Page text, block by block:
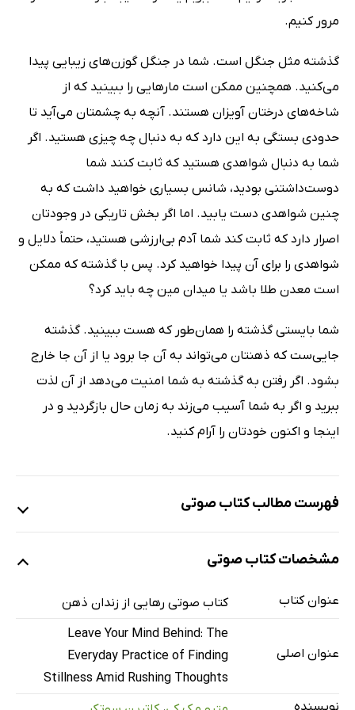
مرور کنیم.
گذشته مثل جنگل است. شما در جنگل گوزن‌های زیبایی پیدا
می‌کنید. همچنین ممکن است مارهایی را ببینید که از
شاخه‌های درختان آویزان هستند. آنچه به چشمتان می‌آید تا
حدودی بستگی به این دارد که به دنبال چه چیزی هستید. اگر
شما به دنبال شواهدی هستید که ثابت کنند شما
دوست‌داشتنی بودید، شانس بسیاری خواهید داشت که به
چنین شواهدی دست یابید. اما اگر بخش تاریکی در وجودتان
اصرار دارد که ثابت کند شما آدم بی‌ارزشی هستید، حتماً دلایل و
شواهدی را برای آن پیدا خواهید کرد. پس با گذشته که ممکن
است معدن طلا باشد یا میدان مین چه باید کرد؟
شما بایستی گذشته را همان‌طور که هست ببینید. گذشته
جایی‌ست که ذهنتان می‌تواند به آن جا برود یا از آن جا خارج
بشود. اگر رفتن به گذشته به شما امنیت می‌دهد از آن لذت
ببرید و اگر به شما آسیب می‌زند به زمان حال بازگردید و در
اینجا و اکنون خودتان را آرام کنید.
فهرست مطالب کتاب صوتی
نمونه
معرفی و پیشگفتار مترجمان
بخش اول: به چه چیزی فکر می‌کنید؟ ـ قسمت یک: تماشای زمان
7 دقیقه
قسمت دو: تماشای زمان حال؛ رفت و برگشت بین تجربه‌ی دنیای
قسمت سه: تماشای دیروز؛ خاطره در مقابل مشاهده
مشخصات کتاب صوتی
عنوان کتاب کتاب صوتی رهایی از زندان ذهن
عنوان اصلی
Leave Your Mind Behind: The
Everyday Practice of Finding
Stillness Amid Rushing Thoughts